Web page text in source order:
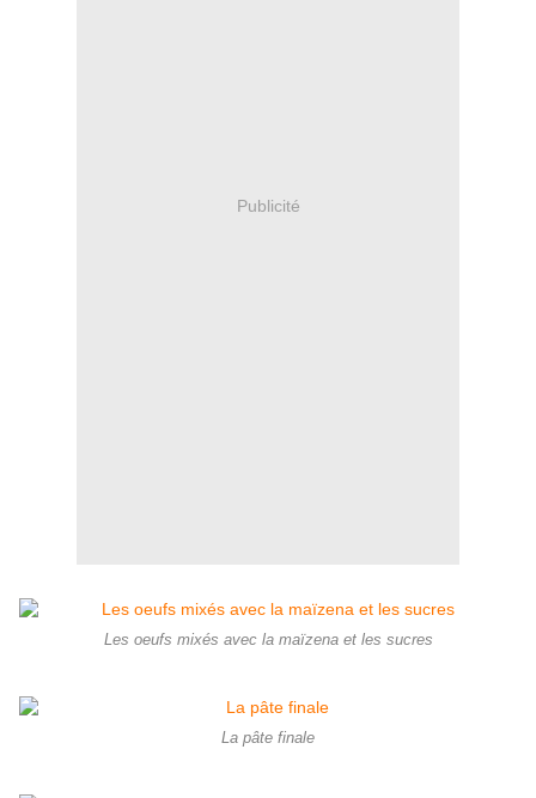
Publicité
Les oeufs mixés avec la maïzena et les sucres
La pâte finale